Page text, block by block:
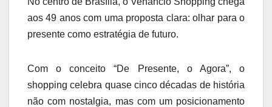
aos 49 anos com uma proposta clara: olhar para o
presente como estratégia de futuro.
Com o conceito “De Presente, o Agora”, o
shopping celebra quase cinco décadas de história
não com nostalgia, mas com um posicionamento